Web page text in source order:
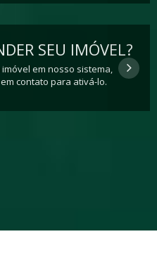
SEU IMÓVEL?
em nosso sistema,
contato para ativá-lo.